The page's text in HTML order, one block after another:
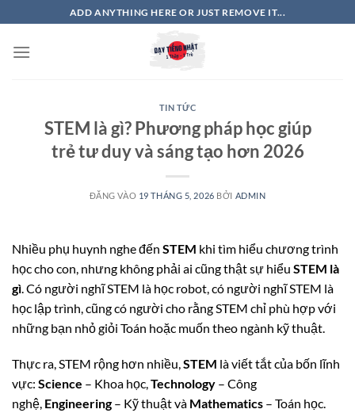
qua
nội
ADD ANYTHING HERE OR JUST REMOVE IT...
TIN TỨC
STEM là gì? Phương pháp học giúp
trẻ tư duy và sáng tạo hơn 2026
ĐĂNG VÀO 19 THÁNG 5, 2026 BỞI ADMIN
Nhiều phụ huynh nghe đến STEM khi tìm hiểu chương trình
học cho con, nhưng không phải ai cũng thật sự hiểu STEM là
gì . Có người nghĩ STEM là học robot, có người nghĩ STEM là
học lập trình, cũng có người cho rằng STEM chỉ phù hợp với
những bạn nhỏ giỏi Toán hoặc muốn theo ngành kỹ thuật.
Thực ra, STEM rộng hơn nhiều,STEM là viết tắt của bốn lĩnh
vực: Science – Khoa học,Technology – Công
nghệ, Engineering – Kỹ thuật và Mathematics – Toán học.